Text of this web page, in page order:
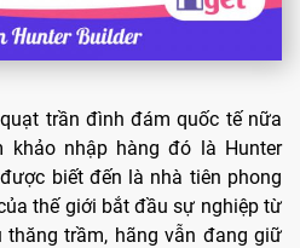
trần đình đám quốc tế nữa
khảo nhập hàng đó là Hunter
biết đến là nhà tiên phong
thế giới bắt đầu sự nghiệp từ
thăng trầm, hãng vẫn đang giữ